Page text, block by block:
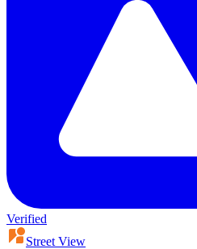
Verified
Street View